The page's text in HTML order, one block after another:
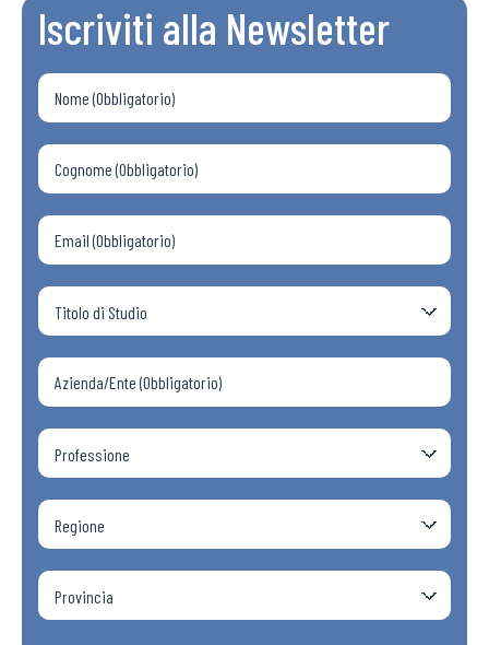
Iscriviti alla Newsletter